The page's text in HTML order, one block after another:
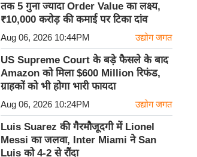
तक 5 गुना ज्यादा Order Value का लक्ष्य,
₹10,000 करोड़ की कमाई पर टिका दांव
Aug 06, 2026 10:44PM उद्योग जगत
US Supreme Court के बड़े फैसले के बाद
Amazon को मिला $600 Million रिफंड,
ग्राहकों को भी होगा भारी फायदा
Aug 06, 2026 10:24PM उद्योग जगत
Luis Suarez की गैरमौजूदगी में Lionel
Messi का जलवा, Inter Miami ने San
Luis को 4-2 से रौंदा